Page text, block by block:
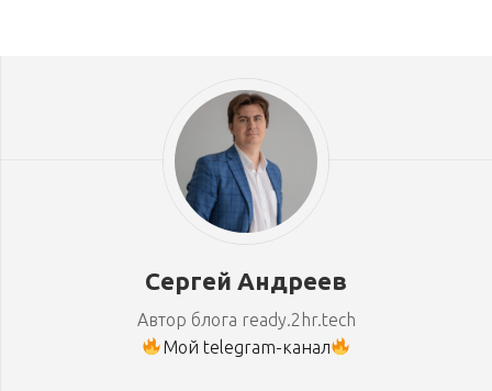
Сергей Андреев
Автор блога ready.2hr.tech
Мой telegram-канал